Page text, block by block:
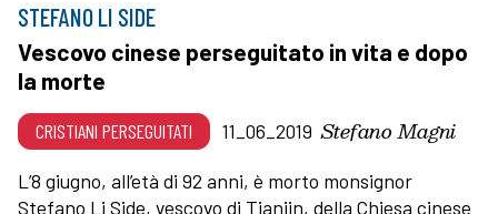
STEFANO LI SIDE
Vescovo cinese perseguitato in vita e dopo
la morte
CRISTIANI PERSEGUITATI 11_06_2019 Stefano Magni
L’8 giugno, all’età di 92 anni, è morto monsignor
Stefano Li Side, vescovo di Tianjin, della Chiesa cinese